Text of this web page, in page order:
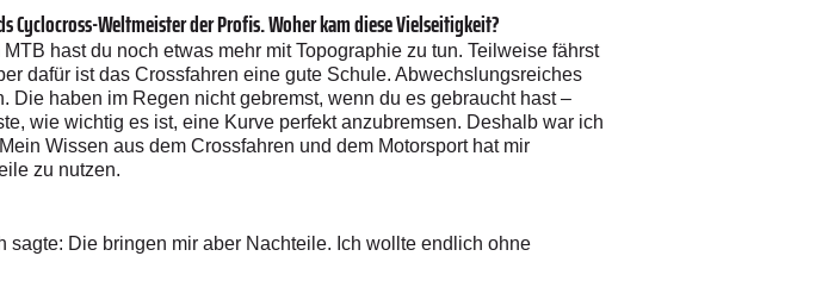
Weltmeister der Profis. Woher kam diese Vielseitigkeit?
hast du noch etwas mehr mit Topographie zu tun. Teilweise fährst
dafür ist das Crossfahren eine gute Schule. Abwechslungsreiches
haben im Regen nicht gebremst, wenn du es gebraucht hast –
wie wichtig es ist, eine Kurve perfekt anzubremsen. Deshalb war ich
Wissen aus dem Crossfahren und dem Motorsport hat mir
zu nutzen.
Die bringen mir aber Nachteile. Ich wollte endlich ohne